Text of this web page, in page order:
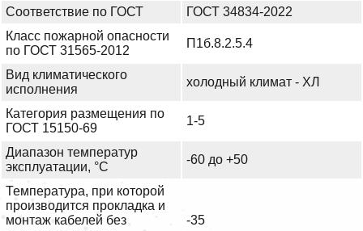
Соответствие по ГОСТ
ГОСТ 34834-2022
Класс пожарной опасности
по ГОСТ 31565-2012
П1б.8.2.5.4
Вид климатического
исполнения
холодный климат - ХЛ
Категория размещения по
ГОСТ 15150-69
1-5
Диапазон температур
эксплуатации, °С
-60 до +50
Температура, при которой
производится прокладка и
монтаж кабелей без
-35